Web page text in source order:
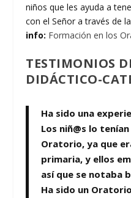
niños que les ayuda a
con el Señor a través de
info: Formación en los
TESTIMONIOS
DIDÁCTICO-
Ha sido una
Los niñ@s lo
Oratorio, ya que
primaria, y ellos
así que se notaba
Ha sido un